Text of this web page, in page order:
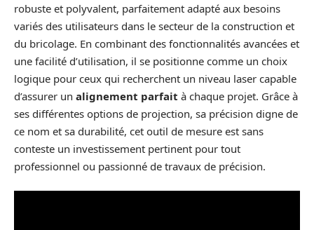
robuste et polyvalent, parfaitement adapté aux besoins
variés des utilisateurs dans le secteur de la construction et
du bricolage. En combinant des fonctionnalités avancées et
une facilité d’utilisation, il se positionne comme un choix
logique pour ceux qui recherchent un niveau laser capable
d’assurer un alignement parfait à chaque projet. Grâce à
ses différentes options de projection, sa précision digne de
ce nom et sa durabilité, cet outil de mesure est sans
conteste un investissement pertinent pour tout
professionnel ou passionné de travaux de précision.